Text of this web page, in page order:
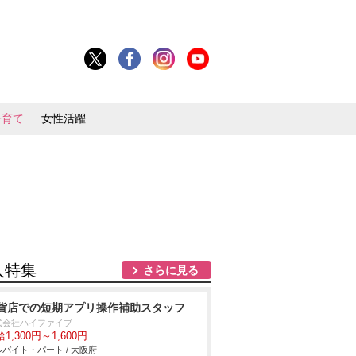
て 女性活躍
特集 さらに見る
店での短期アプリ操作補助スタッフ
会社ハイファイブ
1,300円～1,600円
バイト・パート / 大阪府